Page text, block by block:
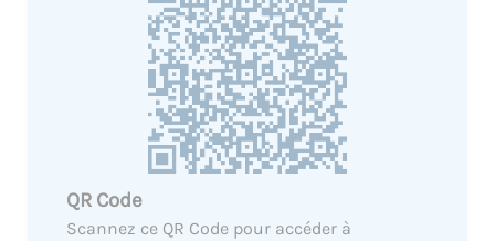
QR Code
Scannez ce QR Code pour accéder à